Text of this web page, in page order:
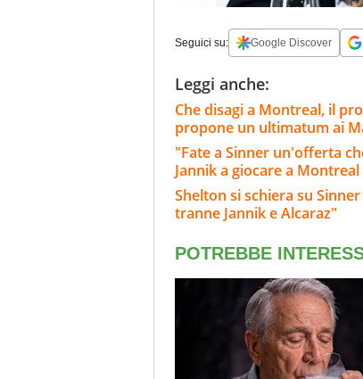
Seguici su: Google Discover
Leggi anche:
Che disagi a Montreal, il
propone un ultimatum ai
"Fate a Sinner un'offerta
Jannik a giocare a Montreal
Shelton si schiera su
tranne Jannik e Alcaraz"